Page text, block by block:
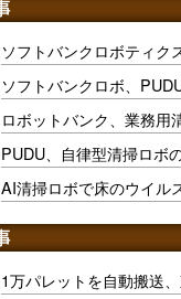
ソフトバンクロボティク
ソフトバンクロボ、
ロボットバンク、業務用
PUDU、自律型清掃ロボ
AI清掃ロボで床のウイル
1万パレットを自動搬送